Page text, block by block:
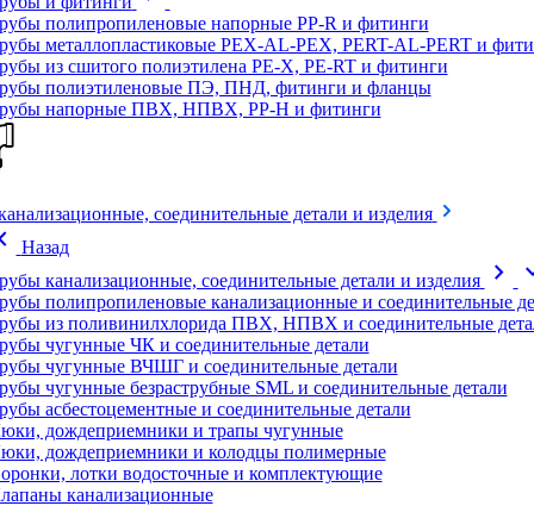
полипропиленовые напорные PP-R и фитинги
металлопластиковые PEX-AL-PEX, PERT-AL-PERT и
из сшитого полиэтилена PE-X, PE-RT и фитинги
полиэтиленовые ПЭ, ПНД, фитинги и фланцы
напорные ПВХ, НПВХ, PP-H и фитинги
соединительные детали и изделия
Назад
канализационные, соединительные детали и изделия
chevron_right
полипропиленовые канализационные и соединительные
из поливинилхлорида ПВХ, НПВХ и соединительные
чугунные ЧК и соединительные детали
чугунные ВЧШГ и соединительные детали
чугунные безраструбные SML и соединительные детали
асбестоцементные и соединительные детали
дождеприемники и трапы чугунные
дождеприемники и колодцы полимерные
лотки водосточные и комплектующие
канализационные